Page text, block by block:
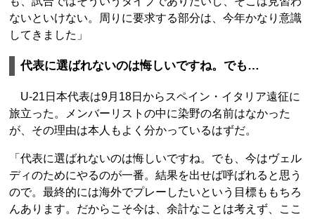
ないといけない。周りに要求する部分は、今年かなり意識
してきました」
代表に選ばれないのは悔しいですね。でも…
U-21日本代表は9月18日からスペイン・イタリア遠征に
旅立った。メンバーリストの中に染野の名前はなかった
が、その理由は本人もよく分かっているはずだ。
「代表に選ばれないのは悔しいですね。でも、今はヴェル
ディのためにやるのが一番。結果を出せば呼ばれると思う
ので。最終的には海外でプレーしたいという目標ももちろ
んあります。だからこそ今は、余計なことは考えず、ここ